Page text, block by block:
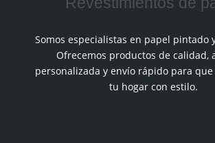
Somos especialistas en papel pintado
Ofrecemos productos de calidad,
personalizada y envío rápido para
tu hogar con estilo.